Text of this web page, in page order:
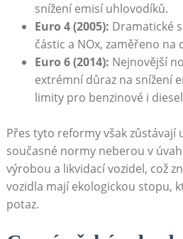
snížení emisí ⁤uhlovodíků.
Euro 4 (2005): Dramatické
částic a NOx, zaměřeno ⁢na
Euro 6 (2014): Nejnovější
extrémní důraz na snížení
limity ⁢pro⁢ benzinové‌ i
Přes ⁢tyto reformy⁤ však zůstávají
současné normy neberou‍ v
výrobou a ⁣likvidací vozidel, což
vozidla mají ekologickou stopu,
potaz.